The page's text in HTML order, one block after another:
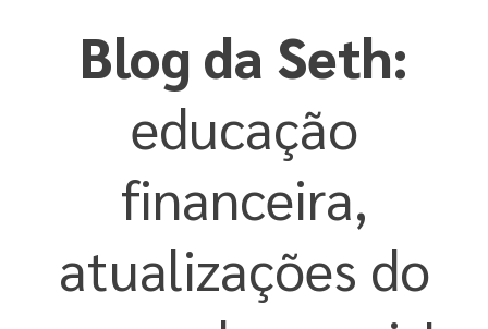
Blog da Seth:
educação
financeira,
atualizações do